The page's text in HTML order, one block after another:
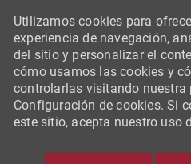
Utilizamos cookies para
experiencia de navegación,
del sitio y personalizar el
cómo usamos las cookies y
controlarlas visitando nuestra
Configuración de cookies. Si
este sitio, acepta nuestro uso